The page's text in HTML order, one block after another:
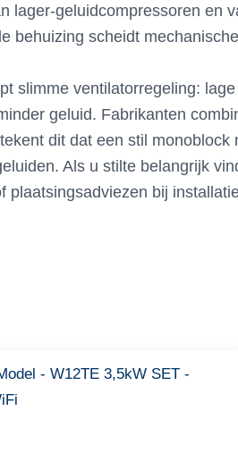
lager-geluidcompressoren en
behuizing scheidt
slimme ventilatorregeling:
geluid. Fabrikanten
dit dat een stil
Als u stilte belangrijk
plaatsingsadviezen bij